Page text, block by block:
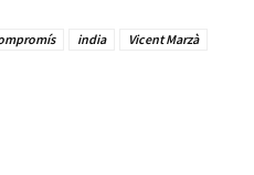
india Vicent Marzà